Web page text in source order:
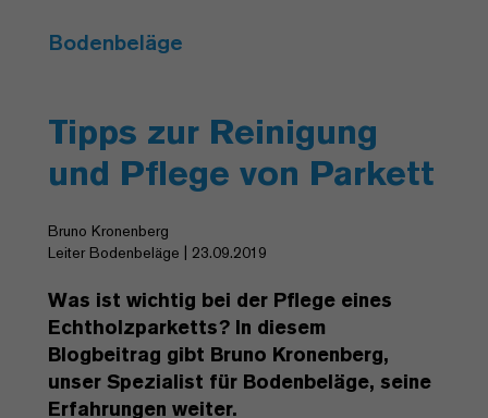
Bodenbeläge
Tipps zur Reinigung
und Pflege von Parkett
Bruno Kronenberg
Leiter Bodenbeläge | 23.09.2019
Was ist wichtig bei der Pflege eines
Echtholzparketts? In diesem
Blogbeitrag gibt Bruno Kronenberg,
unser Spezialist für Bodenbeläge, seine
Erfahrungen weiter.